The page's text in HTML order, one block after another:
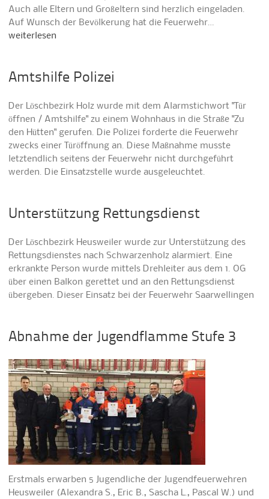
Auch alle Eltern und Großeltern sind herzlich eingeladen.
Auf Wunsch der Bevölkerung hat die Feuerwehr…
weiterlesen
Amtshilfe Polizei
Der Löschbezirk Holz wurde mit dem Alarmstichwort "Tür
öffnen / Amtshilfe" zu einem Wohnhaus in die Straße "Zu
den Hütten" gerufen. Die Polizei forderte die Feuerwehr
zwecks einer Türöffnung an. Diese Maßnahme musste
letztendlich seitens der Feuerwehr nicht durchgeführt
werden. Die Einsatzstelle wurde ausgeleuchtet.
Unterstützung Rettungsdienst
Der Löschbezirk Heusweiler wurde zur Unterstützung des
Rettungsdienstes nach Schwarzenholz alarmiert. Eine
erkrankte Person wurde mittels Drehleiter aus dem 1. OG
über einen Balkon gerettet und an den Rettungsdienst
übergeben. Dieser Einsatz bei der Feuerwehr Saarwellingen
Abnahme der Jugendflamme Stufe 3
Erstmals erwarben 5 Jugendliche der Jugendfeuerwehren
Heusweiler (Alexandra S., Eric B., Sascha L., Pascal W.) und